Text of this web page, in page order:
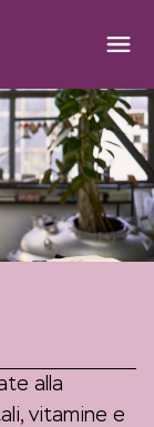
alla
vitamine e